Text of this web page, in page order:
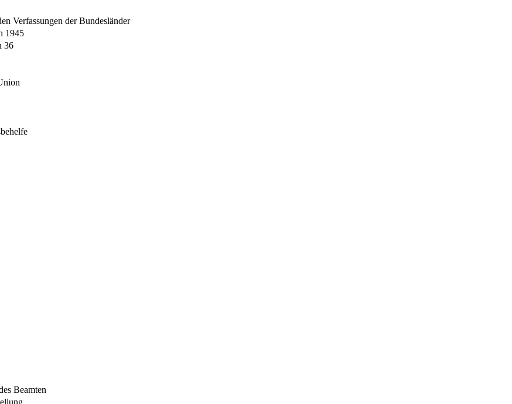
Verfassungen der Bundesländer
1945
36
Beamten